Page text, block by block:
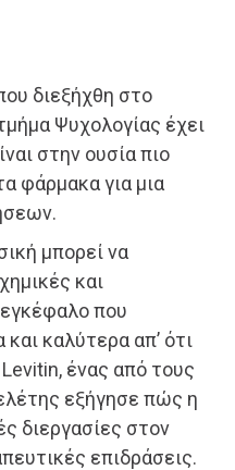
διεξήχθη στο
Ψυχολογίας έχει
στην ουσία πιο
φάρμακα για μια
μπορεί να
και
που
καλύτερα απ’ ότι
ένας από τους
εξήγησε πώς η
διεργασίες στον
επιδράσεις.